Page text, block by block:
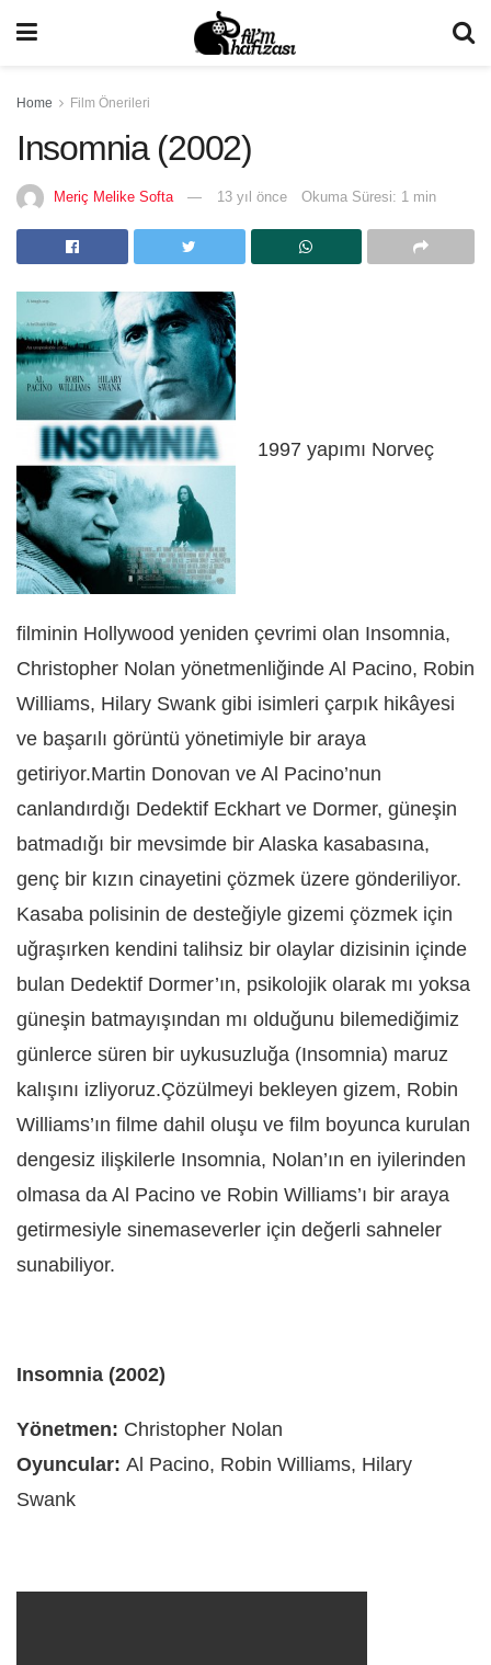
Home Film Önerileri
Insomnia (2002)
Meriç Melike Softa 13 yıl önce Okuma Süresi: 1 min
1997 yapımı Norveç
filminin Hollywood yeniden çevrimi olan Insomnia,
Christopher Nolan yönetmenliğinde Al Pacino, Robin
Williams, Hilary Swank gibi isimleri çarpık hikâyesi
ve başarılı görüntü yönetimiyle bir araya
getiriyor.Martin Donovan ve Al Pacino’nun
canlandırdığı Dedektif Eckhart ve Dormer, güneşin
batmadığı bir mevsimde bir Alaska kasabasına,
genç bir kızın cinayetini çözmek üzere gönderiliyor.
Kasaba polisinin de desteğiyle gizemi çözmek için
uğraşırken kendini talihsiz bir olaylar dizisinin içinde
bulan Dedektif Dormer’ın, psikolojik olarak mı yoksa
güneşin batmayışından mı olduğunu bilemediğimiz
günlerce süren bir uykusuzluğa (Insomnia) maruz
kalışını izliyoruz.Çözülmeyi bekleyen gizem, Robin
Williams’ın filme dahil oluşu ve film boyunca kurulan
dengesiz ilişkilerle Insomnia, Nolan’ın en iyilerinden
olmasa da Al Pacino ve Robin Williams’ı bir araya
getirmesiyle sinemaseverler için değerli sahneler
sunabiliyor.
Insomnia (2002)
Yönetmen: Christopher Nolan
Oyuncular: Al Pacino, Robin Williams, Hilary
Swank